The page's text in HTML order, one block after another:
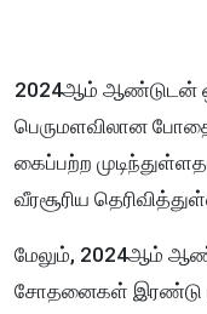
2024ஆம் ஆண்டுடன்
பெருமளவிலான
கைப்பற்ற
வீரசூரிய
மேலும், 2024ஆம்
சோதனைகள் இரண்டு